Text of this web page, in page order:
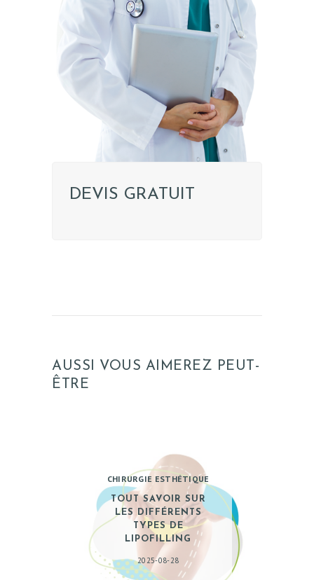
MÉDECINS
A PROPOS
DEVIS GRATUIT
AUSSI VOUS AIMEREZ PEUT-
ÊTRE
CHIRURGIE ESTHÉTIQUE
TOUT SAVOIR SUR
LES DIFFÉRENTS
TYPES DE
LIPOFILLING
2025-08-28